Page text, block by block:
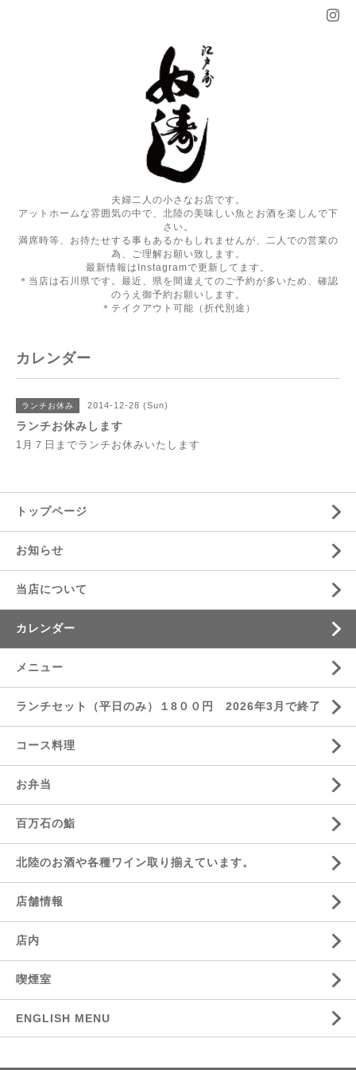
夫婦二人の小さなお店です。
アットホームな雰囲気の中で、北陸の美味しい魚とお酒を楽しんで下
さい。
満席時等、お待たせする事もあるかもしれませんが、二人での営業の
為、ご理解お願い致します。
最新情報はInstagramで更新してます。
＊当店は石川県です。最近、県を間違えてのご予約が多いため、確認
のうえ御予約お願いします。
＊テイクアウト可能（折代別途）
カレンダー
ランチお休み 2014-12-28 (Sun)
ランチお休みします
1月７日までランチお休みいたします
トップページ
お知らせ
当店について
カレンダー
メニュー
ランチセット（平日のみ）１8００円 2026年3月で終了
コース料理
お弁当
百万石の鮨
北陸のお酒や各種ワイン取り揃えています。
店舗情報
店内
喫煙室
ENGLISH MENU